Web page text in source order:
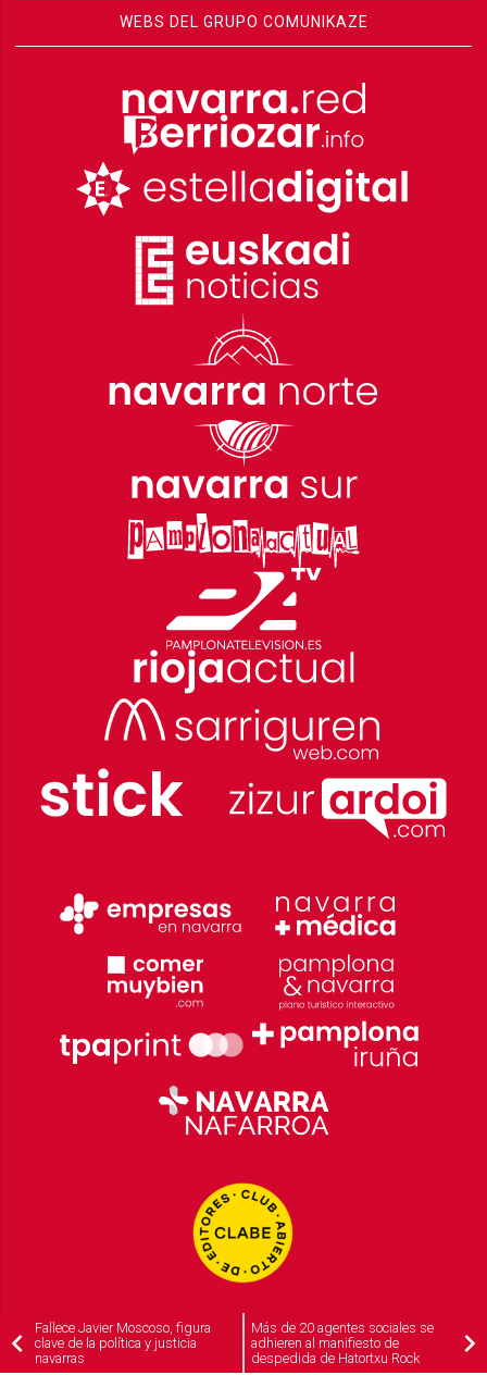
WEBS DEL GRUPO COMUNIKAZE
Fallece Javier Moscoso, figura
clave de la política y justicia
navarras
Más de 20 agentes sociales se
adhieren al manifiesto de
despedida de Hatortxu Rock